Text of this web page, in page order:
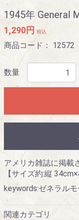
1945年 General
1,290円 税込
商品コード： 12572
数量
アメリカ雑誌に掲載
【サイズ約:縦 34cm×
keywords:ゼネラル
関連カテゴリ